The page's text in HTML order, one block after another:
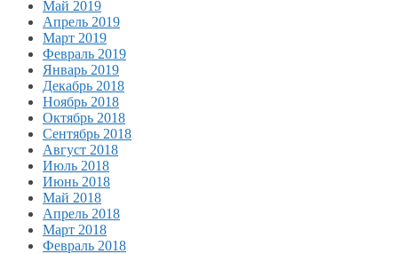
Май 2019
Апрель 2019
Март 2019
Февраль 2019
Январь 2019
Декабрь 2018
Ноябрь 2018
Октябрь 2018
Сентябрь 2018
Август 2018
Июль 2018
Июнь 2018
Май 2018
Апрель 2018
Март 2018
Февраль 2018